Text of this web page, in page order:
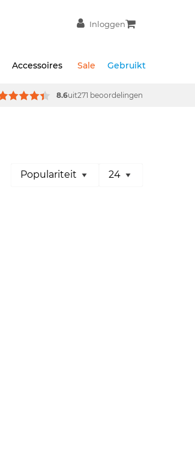
Inloggen
Accessoires Sale Gebruikt
8.6uit271 beoordelingen